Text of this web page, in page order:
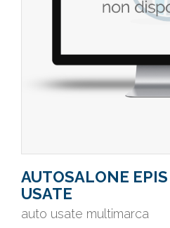
AUTOSALONE
USATE
auto usate multimarca